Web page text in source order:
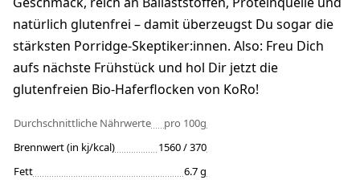
natürlich glutenfrei – damit überzeugst Du sogar die
stärksten Porridge-Skeptiker:innen. Also: Freu Dich
aufs nächste Frühstück und hol Dir jetzt die
glutenfreien Bio-Haferflocken von KoRo!
Durchschnittliche Nährwerte
pro 100g
Brennwert (in kj/kcal)
1560 / 370
Fett
6.7 g